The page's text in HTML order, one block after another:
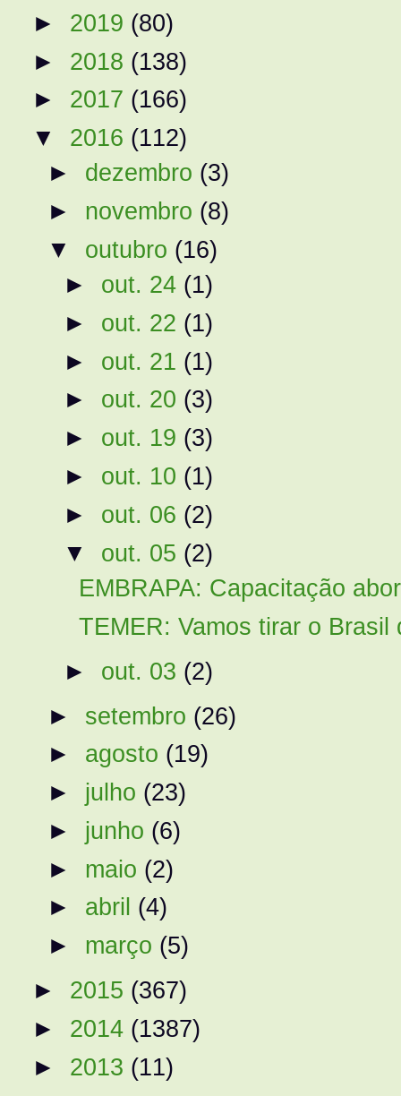
► 2019 (80)
► 2018 (138)
► 2017 (166)
▼ 2016 (112)
► dezembro (3)
► novembro (8)
▼ outubro (16)
► out. 24 (1)
► out. 22 (1)
► out. 21 (1)
► out. 20 (3)
► out. 19 (3)
► out. 10 (1)
► out. 06 (2)
▼ out. 05 (2)
EMBRAPA: Capacitação
TEMER: Vamos tirar o
► out. 03 (2)
► setembro (26)
► agosto (19)
► julho (23)
► junho (6)
► maio (2)
► abril (4)
► março (5)
► 2015 (367)
► 2014 (1387)
► 2013 (11)